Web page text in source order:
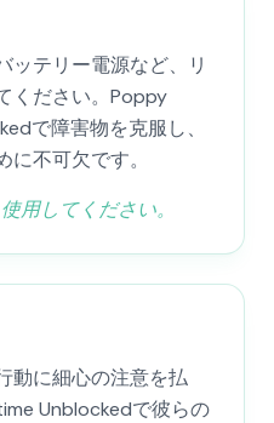
ッテリー電源など、リ
ください。Poppy
で障害物を克服し、
不可欠です。
用してください。
動に細心の注意を払
Unblockedで彼らの